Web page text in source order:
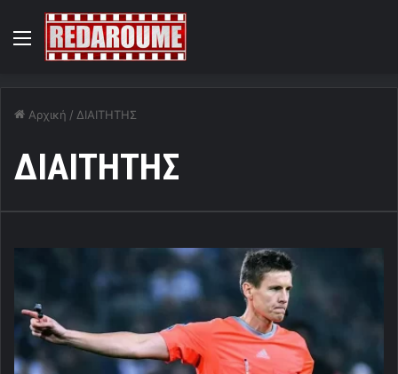
Menu
Αρχική / ΔΙΑΙΤΗΤΗΣ
ΔΙΑΙΤΗΤΗΣ